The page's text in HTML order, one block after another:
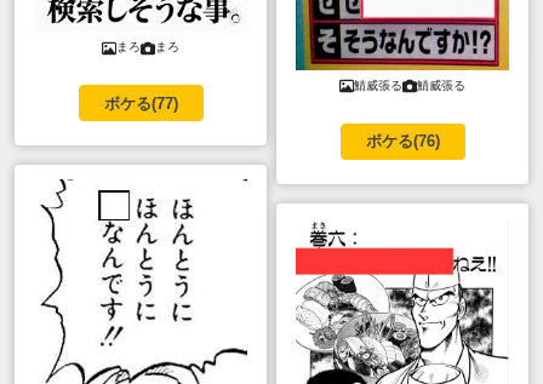
まろ まろ
ボケる(77)
鯖威張る 鯖威張る
ボケる(76)